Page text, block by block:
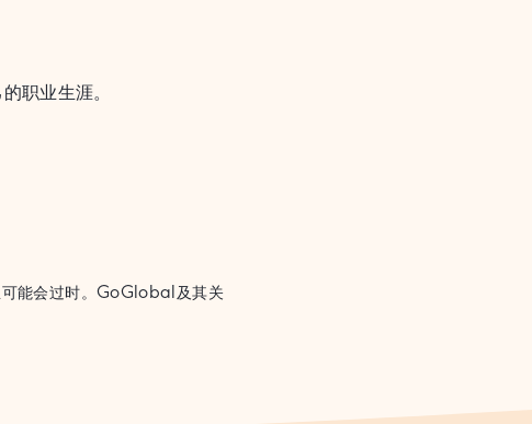
职业生涯。
可能会过时。GoGlobal及其关